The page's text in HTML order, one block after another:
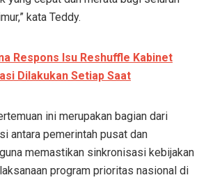
kata Teddy.
Respons Isu Reshuffle Kabinet
Dilakukan Setiap Saat
ini merupakan bagian dari
antara pemerintah pusat dan
memastikan sinkronisasi kebijakan
program prioritas nasional di